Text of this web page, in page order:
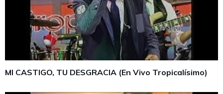
MI CASTIGO, TU DESGRACIA (En Vivo Tropicalísimo)